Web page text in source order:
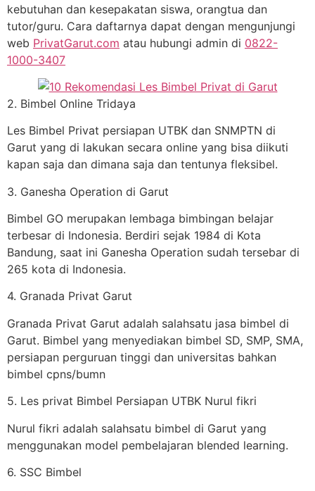
kebutuhan dan kesepakatan siswa, orangtua dan
tutor/guru. Cara daftarnya dapat dengan mengunjungi
web PrivatGarut.com atau hubungi admin di 0822-
1000-3407
2. Bimbel Online Tridaya
Les Bimbel Privat persiapan UTBK dan SNMPTN di
Garut yang di lakukan secara online yang bisa diikuti
kapan saja dan dimana saja dan tentunya fleksibel.
3. Ganesha Operation di Garut
Bimbel GO merupakan lembaga bimbingan belajar
terbesar di Indonesia. Berdiri sejak 1984 di Kota
Bandung, saat ini Ganesha Operation sudah tersebar di
265 kota di Indonesia.
4. Granada Privat Garut
Granada Privat Garut adalah salahsatu jasa bimbel di
Garut. Bimbel yang menyediakan bimbel SD, SMP, SMA,
persiapan perguruan tinggi dan universitas bahkan
bimbel cpns/bumn
5. Les privat Bimbel Persiapan UTBK Nurul fikri
Nurul fikri adalah salahsatu bimbel di Garut yang
menggunakan model pembelajaran blended learning.
6. SSC Bimbel